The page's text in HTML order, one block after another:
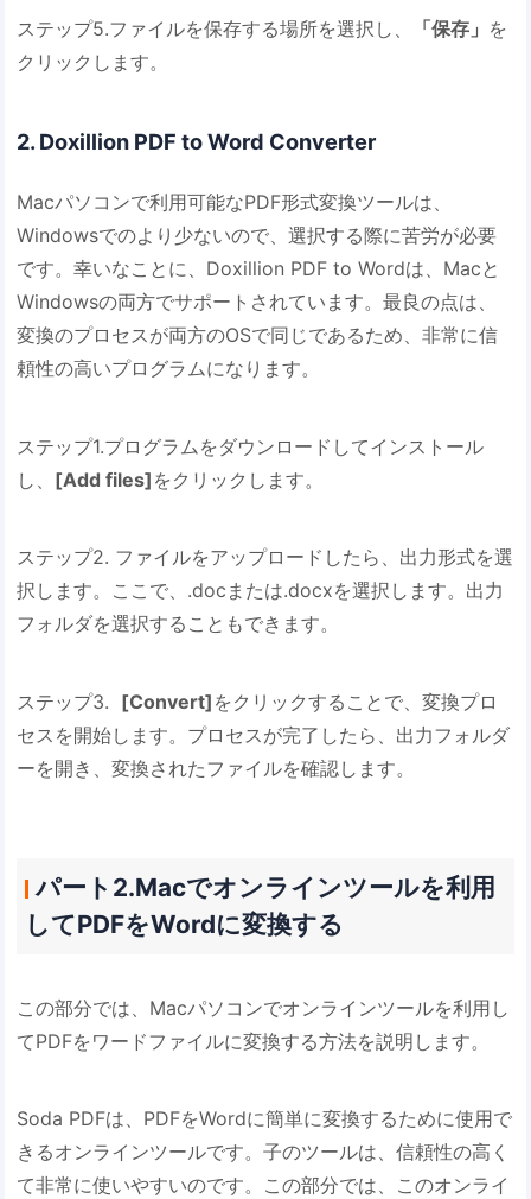
ステップ5.ファイルを保存する場所を選択し、 「保存」 を
クリックします。
2. Doxillion PDF to Word Converter
Macパソコンで利用可能なPDF形式変換ツールは、
Windowsでのより少ないので、選択する際に苦労が必要
です。幸いなことに、Doxillion PDF to Wordは、Macと
Windowsの両方でサポートされています。最良の点は、
変換のプロセスが両方のOSで同じであるため、非常に信
頼性の高いプログラムになります。
ステップ1.プログラムをダウンロードしてインストール
し、 [Add files] をクリックします。
ステップ2. ファイルをアップロードしたら、出力形式を選
択します。ここで、.docまたは.docxを選択します。出力
フォルダを選択することもできます。
ステップ3. [Convert] をクリックすることで、変換プロ
セスを開始します。プロセスが完了したら、出力フォルダ
ーを開き、変換されたファイルを確認します。
パート2.Macでオンラインツールを利用
してPDFをWordに変換する
この部分では、Macパソコンでオンラインツールを利用し
てPDFをワードファイルに変換する方法を説明します。
Soda PDFは、PDFをWordに簡単に変換するために使用で
きるオンラインツールです。子のツールは、信頼性の高く
て非常に使いやすいのです。この部分では、このオンライ